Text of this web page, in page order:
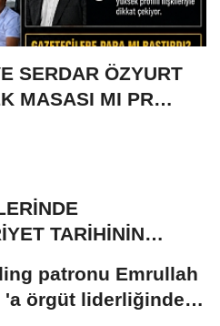
SERDAR ÖZYURT
MASASI MI PR
TARİHİNİN
patronu Emrullah
'a örgüt liderliğinden